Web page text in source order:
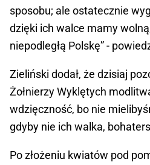
sposobu; ale ostatecznie
dzięki ich walce mamy
niepodległą Polskę” -
Zieliński dodał, że dzisiaj
Żołnierzy Wyklętych
wdzięczność, bo nie
gdyby nie ich walka,
Po złożeniu kwiatów pod